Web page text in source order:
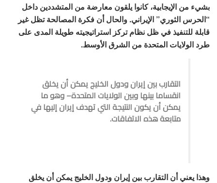
بشيء من الإيجابية، كانوا يلقون معارضة من المتشددين داخل
“الحرس الثوري” الإيراني. والحال أن فكرة المصالحة تظل غير
قابلة للتنفيذ في ظل نظام تركز استراتيجيته طويلة المدى على
طرد الولايات المتحدة من الشرق الأوسط.
التقارب بين إيران ودول الخليج يمكن أن يخلق
انقساما بينها وبين الولايات المتحدة– وهو ما
يمكن أن يكون النتيجة التي تهدف إيران إليها في
متابعة هذه الاتفاقات.
وهذا يعني أن التقارب بين إيران ودول الخليج يمكن أن يخلق